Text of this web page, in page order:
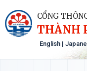
CỔNG
THÀNH
English |